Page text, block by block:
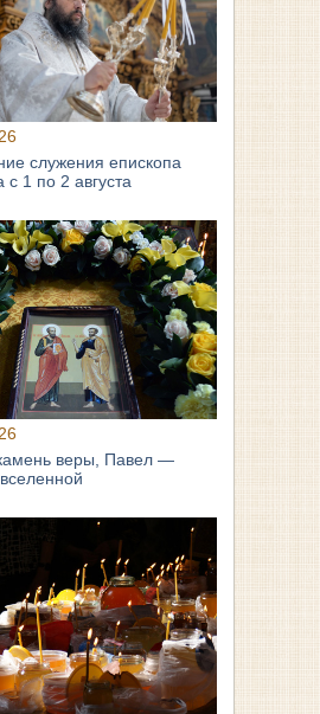
служения епископа
с 1 по 2 августа
веры, Павел —